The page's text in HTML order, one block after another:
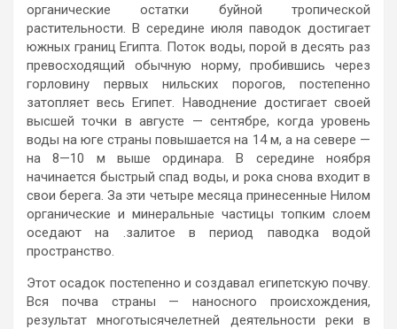
органические остатки буйной тропической
растительности. В середине июля паводок достигает
южных границ Египта. Поток воды, порой в десять раз
превосходящий обычную норму, пробившись через
горловину первых нильских порогов, постепенно
затопляет весь Египет. Наводнение достигает своей
высшей точки в августе — сентябре, когда уровень
воды на юге страны повышается на 14 м, а на севере —
на 8—10 м выше ординара. В середине ноября
начинается быстрый спад воды, и рока снова входит в
свои берега. За эти четыре месяца принесенные Нилом
органические и минеральные частицы топким слоем
оседают на .залитое в период паводка водой
пространство.
Этот осадок постепенно и создавал египетскую почву.
Вся почва страны — наносного происхождения,
результат многотысячелетней деятельности реки в